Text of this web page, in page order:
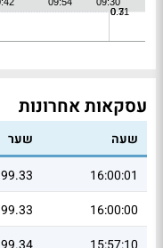
עסקאות אחרונות
שעה שער
16:00:01
99.33
16:00:00
99.33